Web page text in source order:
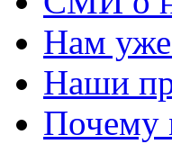
Нам
Наши
Почему